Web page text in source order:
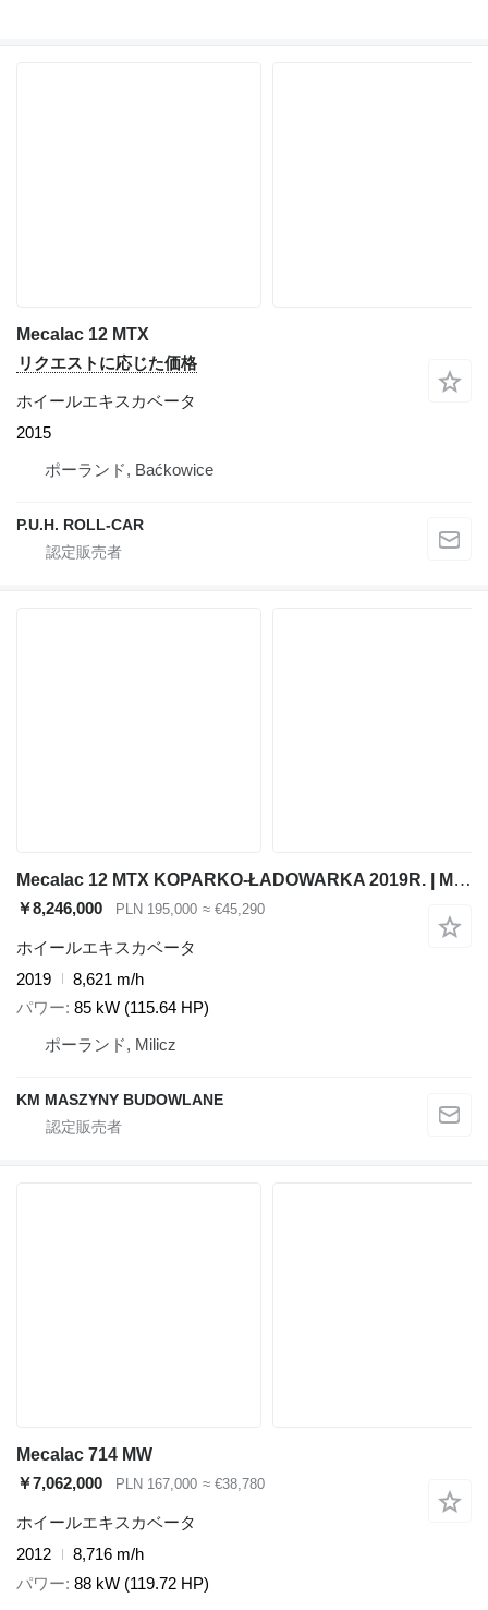
Mecalac 12 MTX
リクエストに応じた価格
ホイールエキスカベータ
2015
ポーランド, Baćkowice
P.U.H. ROLL-CAR
Mecalac 12 MTX KOPARKO-ŁADOWARKA 2019R. | MECALAC 12 MSX MXT 714 JCB 3CX
￥8,246,000 PLN 195,000 ≈ €45,290
ホイールエキスカベータ
2019
8,621 m/h
パワー 85 kW (115.64 HP)
ポーランド, Milicz
KM MASZYNY BUDOWLANE
Mecalac 714 MW
￥7,062,000
PLN 167,000 ≈ €38,780
ホイールエキスカベータ
2012
8,716 m/h
パワー 88 kW (119.72 HP)